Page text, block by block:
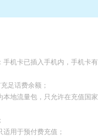
机卡已插入手机内，手机卡
足话费余额；
地流量包，只允许在充值国
用于预付费充值；